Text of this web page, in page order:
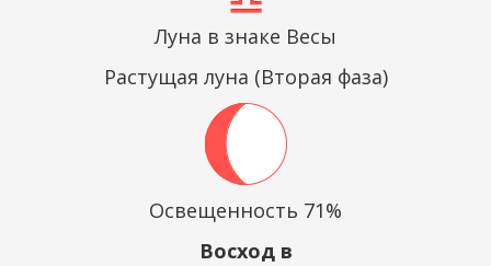
Луна в знаке Весы
Растущая луна (Вторая фаза)
Освещенность 71%
Восход в